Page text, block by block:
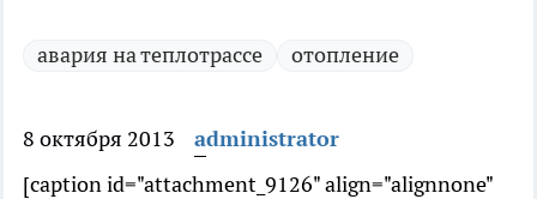
авария на теплотрассе отопление
8 октября 2013
administrator
[caption id="attachment_9126" align="alignnone"